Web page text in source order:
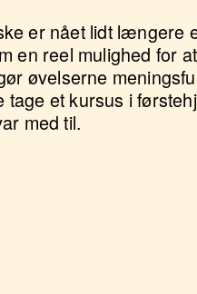
er nået lidt længere
en reel mulighed for
øvelserne
tage et kursus i
med til.